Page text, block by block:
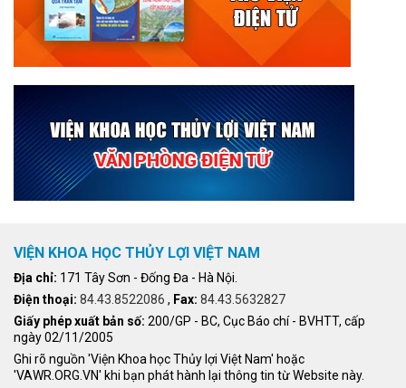
VIỆN KHOA HỌC THỦY LỢI VIỆT NAM
Địa chỉ: 171 Tây Sơn - Đống Đa - Hà Nội.
Điện thoại: 84.43.8522086 , Fax: 84.43.5632827
Giấy phép xuất bản số: 200/GP - BC, Cục Báo chí - BVHTT, cấp
ngày 02/11/2005
Ghi rõ nguồn 'Viện Khoa học Thủy lợi Việt Nam' hoặc
'VAWR.ORG.VN' khi bạn phát hành lại thông tin từ Website này.